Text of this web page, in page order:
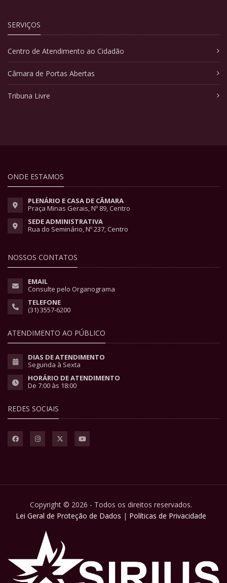
SERVIÇOS
Centro de Atendimento ao Cidadão
Câmara de Portas Abertas
Tribuna Livre
ONDE ESTAMOS
PLENÁRIO E CASA DE CÂMARA
Praça Minas Gerais, Nº 89, Centro
SEDE ADMINISTRATIVA
Rua do Seminário, Nº 237, Centro
NOSSOS CONTATOS
EMAIL
Consulte pelo Organograma
TELEFONE
(31) 3557-6200
ATENDIMENTO AO PÚBLICO
DIAS DE ATENDIMENTO
Segunda à Sexta
HORÁRIO DE ATENDIMENTO
De 7:00 às 18:00
REDES SOCIAIS
Copyright © 2026 - Todos os direitos reservados.
Lei Geral de Proteção de Dados | Políticas de Privacidade